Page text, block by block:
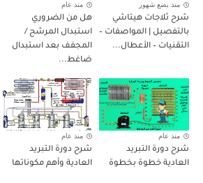
منذ بضع شهور
شرح ثلاجات هيتاشي
بالتفصيل | المواصفات –
التقنيات – الأعطال...
منذ عام
هل من الضروري
استبدال المرشح /
المجفف بعد استبدال
ضاغط...
منذ عام
شرح دورة التبريد
العادية خطوة بخطوة
منذ عام
شرح دورة التبريد
العادية وأهم مكوناتها